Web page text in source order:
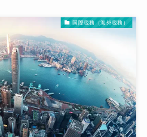
国際税務（海外税務）